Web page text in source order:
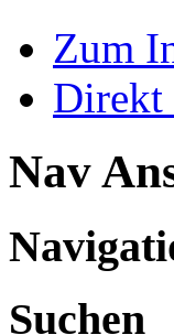
Zum
Direkt
Nav
Suchen